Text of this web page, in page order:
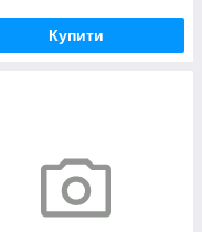
Купити